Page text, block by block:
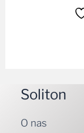
Soliton
O nas